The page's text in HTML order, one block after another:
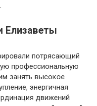
Елизаветы
потрясающий
профессиональную
занять высокое
энергичная
движений